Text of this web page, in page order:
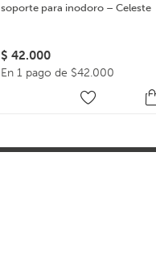
soporte para inodoro – Celeste
$ 42.000
En 1 pago de $42.000